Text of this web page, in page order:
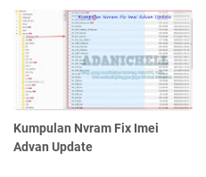
Kumpulan Nvram Fix Imei
Advan Update